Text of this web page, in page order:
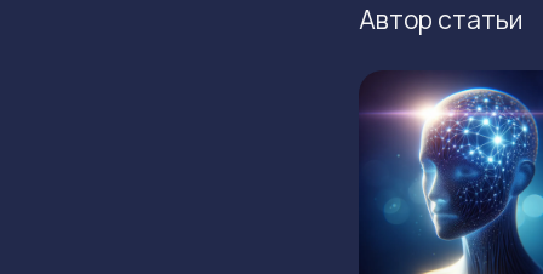
Автор статьи